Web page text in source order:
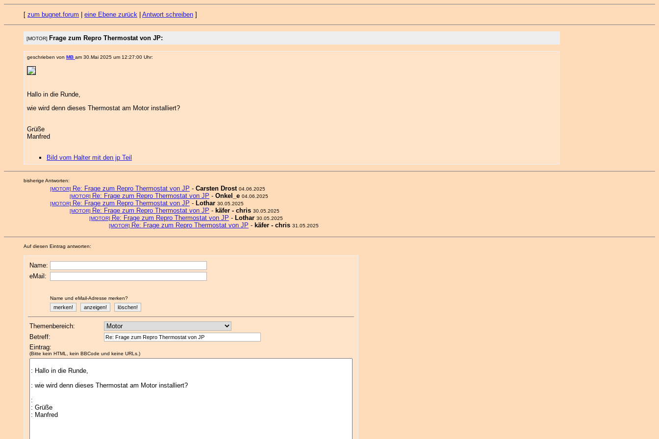
[ zum bugnet.forum eine Ebene zurück Antwort schreiben ]
[MOTOR] Frage zum Repro Thermostat von JP:
geschrieben von MB am 30.Mai 2025 um 12:27:00 Uhr:
Hallo in die Runde,
wie wird denn dieses Thermostat am Motor installiert?
Grüße
Manfred
Bild vom Halter mit den jp Teil
bisherige Antworten:
[MOTOR] Re: Frage zum Repro Thermostat von JP - Carsten Drost 04.06.2025
[MOTOR] Re: Frage zum Repro Thermostat von JP - Onkel_e 04.06.2025
[MOTOR] Re: Frage zum Repro Thermostat von JP - Lothar 30.05.2025
[MOTOR] Re: Frage zum Repro Thermostat von JP - käfer - chris 30.05.2025
[MOTOR] Re: Frage zum Repro Thermostat von JP - Lothar 30.05.2025
[MOTOR] Re: Frage zum Repro Thermostat von JP - käfer - chris 31.05.2025
Auf diesen Eintrag antworten:
Name:
eMail:
Name und eMail-Adresse merken?
Themenbereich:
Betreff:
Eintrag:
(Bitte kein HTML, kein BBCode und keine URLs.)